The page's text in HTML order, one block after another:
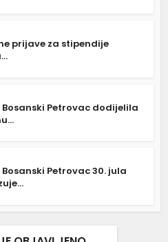
prijave za stipendije
Bosanski Petrovac dodijelila
Petrovac 30. jula